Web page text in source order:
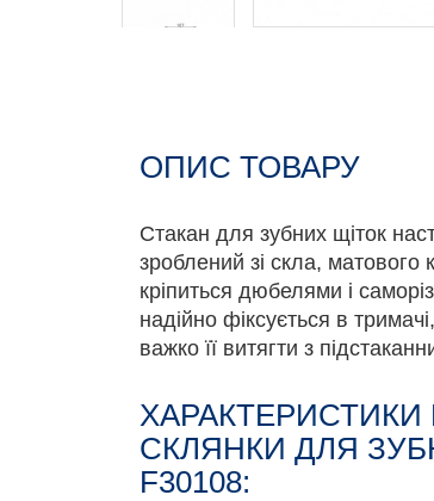
ОПИС ТОВАРУ
Стакан для зубних щіток
зроблений зі скла, матового
кріпиться дюбелями і
надійно фіксується в
важко її витягти з
ХАРАКТЕРИСТИКИ
СКЛЯНКИ ДЛЯ
F30108: